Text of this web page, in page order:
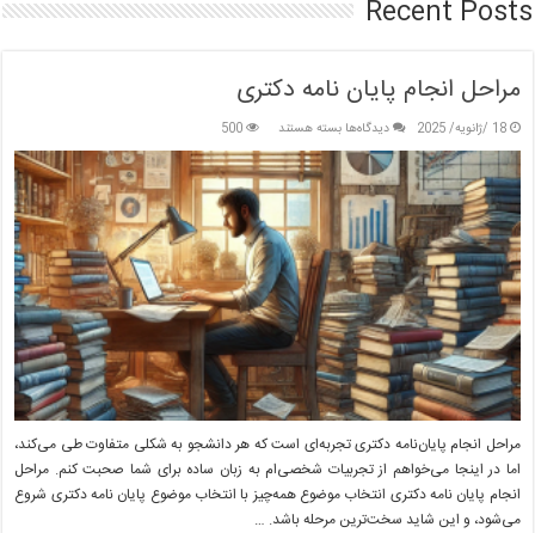
Recent Posts
مراحل انجام پایان نامه دکتری
18 /ژانویه/ 2025 دیدگاه‌هابرای
مراحل
انجام
پایان
نامه
دکتری
بسته هستند 500
مراحل انجام پایان‌نامه دکتری تجربه‌ای است که هر دانشجو به شکلی متفاوت طی می‌کند،
اما در اینجا می‌خواهم از تجربیات شخصی‌ام به زبان ساده برای شما صحبت کنم. مراحل
انجام پایان نامه دکتری انتخاب موضوع همه‌چیز با انتخاب موضوع پایان نامه دکتری شروع
می‌شود، و این شاید سخت‌ترین مرحله باشد. …